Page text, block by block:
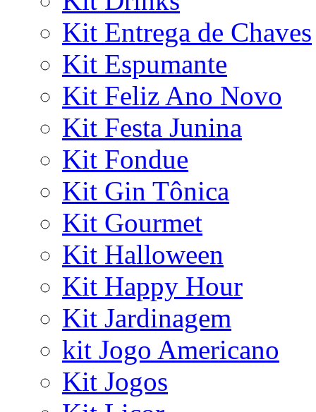
Kit Entrega de Chaves
Kit Espumante
Kit Feliz Ano Novo
Kit Festa Junina
Kit Fondue
Kit Gin Tônica
Kit Gourmet
Kit Halloween
Kit Happy Hour
Kit Jardinagem
kit Jogo Americano
Kit Jogos